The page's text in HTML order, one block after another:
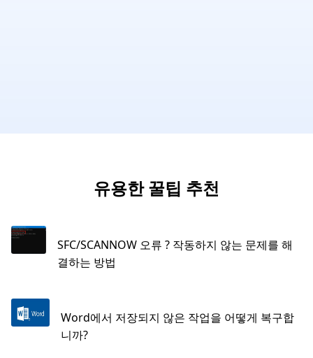
유용한 꿀팁 추천
SFC/SCANNOW 오류 ? 작동하지 않는 문제를 해
결하는 방법
Word에서 저장되지 않은 작업을 어떻게 복구합
니까?